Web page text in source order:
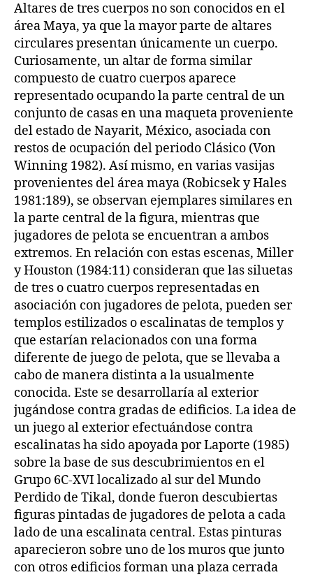
Altares de tres cuerpos no son conocidos en el
área Maya, ya que la mayor parte de altares
circulares presentan únicamente un cuerpo.
Curiosamente, un altar de forma similar
compuesto de cuatro cuerpos aparece
representado ocupando la parte central de un
conjunto de casas en una maqueta proveniente
del estado de Nayarit, México, asociada con
restos de ocupación del periodo Clásico (Von
Winning 1982). Así mismo, en varias vasijas
provenientes del área maya (Robicsek y Hales
1981:189), se observan ejemplares similares en
la parte central de la figura, mientras que
jugadores de pelota se encuentran a ambos
extremos. En relación con estas escenas, Miller
y Houston (1984:11) consideran que las siluetas
de tres o cuatro cuerpos representadas en
asociación con jugadores de pelota, pueden ser
templos estilizados o escalinatas de templos y
que estarían relacionados con una forma
diferente de juego de pelota, que se llevaba a
cabo de manera distinta a la usualmente
conocida. Este se desarrollaría al exterior
jugándose contra gradas de edificios. La idea de
un juego al exterior efectuándose contra
escalinatas ha sido apoyada por Laporte (1985)
sobre la base de sus descubrimientos en el
Grupo 6C-XVI localizado al sur del Mundo
Perdido de Tikal, donde fueron descubiertas
figuras pintadas de jugadores de pelota a cada
lado de una escalinata central. Estas pinturas
aparecieron sobre uno de los muros que junto
con otros edificios forman una plaza cerrada